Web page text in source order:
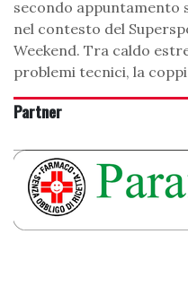
secondo appuntamento
nel contesto del
Weekend. Tra caldo
problemi tecnici, la
Partner